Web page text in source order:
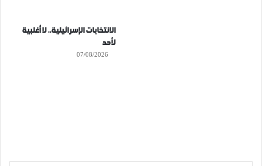
الانتخابات الإسرائيلية.. لا أغلبية
لأحد
07/08/2026